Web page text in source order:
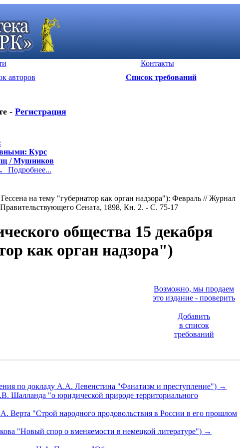
Контакты
авторов Список требований
- Регистрация
Курс
/ Мушников
Подробнее...
на тему "губернатор как орган надзора"): Февраль // Журнал
Сената, 1898, Кн. 2. - С. 75-17
общества 15 декабря
как орган надзора")
Возможно, мы продаем
это издание - проверить
Добавить
в список
требований
по докладу А.А. Левенстина "Фанатизм и преступление") →
Шалланда "о юридической природе территориального
Верта "Строй народного продовольствия в России в его прошлом
"Новый спор о вменяемости в немецкой литературе") →